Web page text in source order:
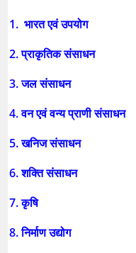
1. भारत एवं उपयोग
2. प्राकृतिक संसाधन
3. जल संसाधन
4. वन एवं वन्य प्राणी संसाधन
5. खनिज संसाधन
6. शक्ति संसाधन
7. कृषि
8. निर्माण उद्योग